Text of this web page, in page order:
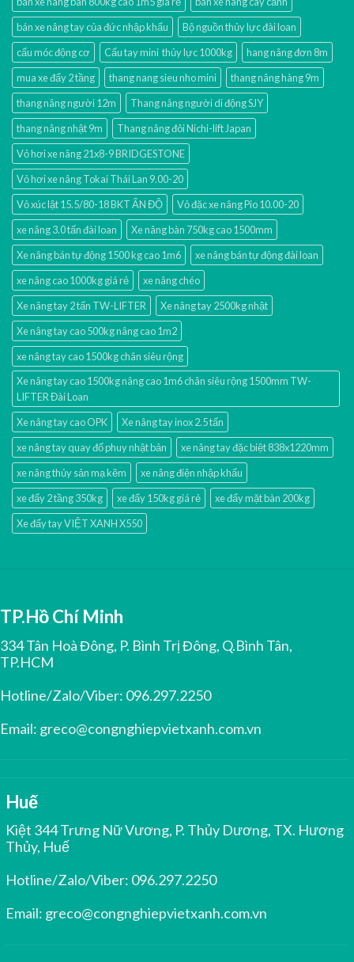
bán xe nâng tay của đức nhập khẩu
Bộ nguồn thủy lực đài loan
cẩu móc động cơ
Cẩu tay mini thủy lực 1000kg
hang nâng đơn 8m
mua xe đẩy 2 tầng
thang nang sieu nho mini
thang nâng hàng 9m
thang nâng người 12m
Thang nâng người di động SJY
thang nâng nhật 9m
Thang nâng đôi Nichi-lift Japan
Vỏ hơi xe nâng 21x8-9 BRIDGESTONE
Vỏ hơi xe nâng Tokai Thái Lan 9.00-20
Vỏ xúc lật 15.5/80-18 BKT ẤN ĐỘ
Vỏ đặc xe nâng Pio 10.00-20
xe nâng 3.0 tấn đài loan
Xe nâng bàn 750kg cao 1500mm
Xe nâng bán tự động 1500 kg cao 1m6
xe nâng bán tự động đài loan
xe nâng cao 1000kg giá rẻ
xe nâng chéo
Xe nâng tay 2 tấn TW-LIFTER
Xe nâng tay 2500kg nhật
Xe nâng tay cao 500kg nâng cao 1m2
xe nâng tay cao 1500kg chân siêu rộng
Xe nâng tay cao 1500kg nâng cao 1m6 chân siêu rộng 1500mm TW-
LIFTER Đài Loan
Xe nâng tay cao OPK
Xe nâng tay inox 2.5 tấn
xe nâng tay quay đổ phuy nhật bản
xe nâng tay đặc biệt 838x1220mm
xe nâng thủy sản mạ kẽm
xe nâng điện nhập khấu
xe đẩy 2 tầng 350kg
xe đẩy 150kg giá rẻ
xe đẩy mặt bàn 200kg
Xe đẩy tay VIỆT XANH X550
TP.Hồ Chí Minh
334 Tân Hoà Đông, P. Bình Trị Đông, Q.Bình Tân,
TP.HCM
Hotline/Zalo/Viber: 096.297.2250
Email: greco@congnghiepvietxanh.com.vn
Huế
Kiệt 344 Trưng Nữ Vương, P. Thủy Dương, TX. Hương
Thủy, Huế
Hotline/Zalo/Viber: 096.297.2250
Email: greco@congnghiepvietxanh.com.vn